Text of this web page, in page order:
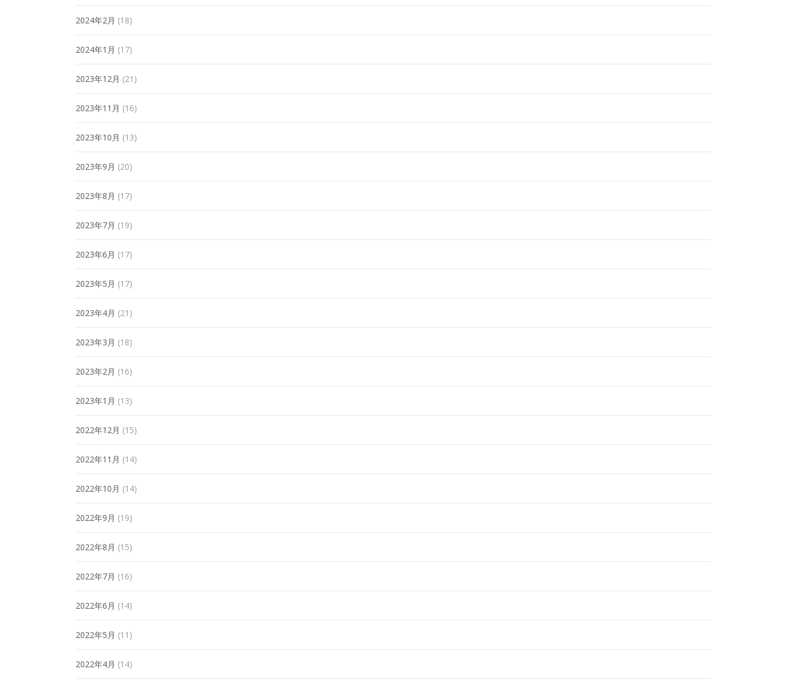
2024年2月 (18)
2024年1月 (17)
2023年12月 (21)
2023年11月 (16)
2023年10月 (13)
2023年9月 (20)
2023年8月 (17)
2023年7月 (19)
2023年6月 (17)
2023年5月 (17)
2023年4月 (21)
2023年3月 (18)
2023年2月 (16)
2023年1月 (13)
2022年12月 (15)
2022年11月 (14)
2022年10月 (14)
2022年9月 (19)
2022年8月 (15)
2022年7月 (16)
2022年6月 (14)
2022年5月 (11)
2022年4月 (14)